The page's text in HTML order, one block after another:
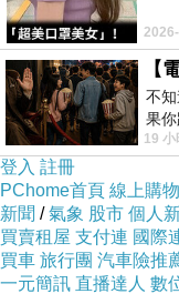
方面大台南公
班，讓大家
遊。
◎活動節目表
時間
日期 上午
不
果
出一
19 小
登入 註冊
PChome首頁 線上購物
新聞 /氣象 股市 個人
買賣租屋 支付連 國際
買車 旅行團 汽車險推
一元簡訊 直播達人 數